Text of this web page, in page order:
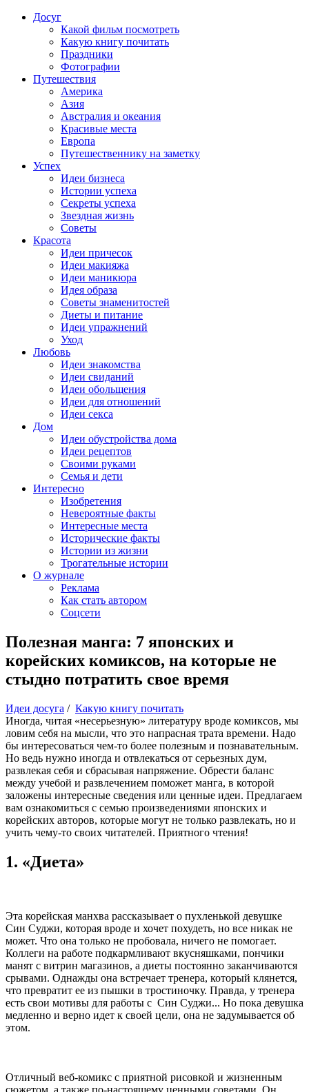
Досуг
Какой фильм посмотреть
Какую книгу почитать
Праздники
Фотографии
Путешествия
Америка
Азия
Австралия и океания
Красивые места
Европа
Путешественнику на заметку
Успех
Идеи бизнеса
Истории успеха
Секреты успеха
Звездная жизнь
Советы
Красота
Идеи причесок
Идеи макияжа
Идеи маникюра
Идея образа
Советы знаменитостей
Диеты и питание
Идеи упражнений
Уход
Любовь
Идеи знакомства
Идеи свиданий
Идеи обольщения
Идеи для отношений
Идеи секса
Дом
Идеи обустройства дома
Идеи рецептов
Своими руками
Семья и дети
Интересно
Изобретения
Невероятные факты
Интересные места
Исторические факты
Истории из жизни
Трогательные истории
О журнале
Реклама
Как стать автором
Соцсети
Полезная манга: 7 японских и
корейских комиксов, на которые не
стыдно потратить свое время
Идеи досуга / Какую книгу почитать
Иногда, читая «несерьезную» литературу вроде комиксов, мы
ловим себя на мысли, что это напрасная трата времени. Надо
бы интересоваться чем-то более полезным и познавательным.
Но ведь нужно иногда и отвлекаться от серьезных дум,
развлекая себя и сбрасывая напряжение. Обрести баланс
между учебой и развлечением поможет манга, в которой
заложены интересные сведения или ценные идеи. Предлагаем
вам ознакомиться с семью произведениями японских и
корейских авторов, которые могут не только развлекать, но и
учить чему-то своих читателей. Приятного чтения!
1. «Диета»
Эта корейская манхва рассказывает о пухленькой девушке
Син Суджи, которая вроде и хочет похудеть, но все никак не
может. Что она только не пробовала, ничего не помогает.
Коллеги на работе подкармливают вкусняшками, пончики
манят с витрин магазинов, а диеты постоянно заканчиваются
срывами. Однажды она встречает тренера, который клянется,
что превратит ее из пышки в тростиночку. Правда, у тренера
есть свои мотивы для работы с Син Суджи... Но пока девушка
медленно и верно идет к своей цели, она не задумывается об
этом.
Отличный веб-комикс с приятной рисовкой и жизненным
сюжетом, а также по-настоящему ценными советами. Он